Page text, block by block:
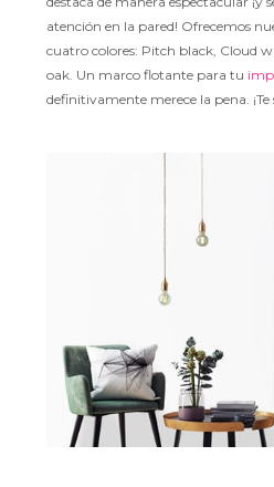
atención en la pared! Ofrecemos
cuatro colores: Pitch black, Cloud
oak. Un marco flotante para tu
definitivamente merece la pena.